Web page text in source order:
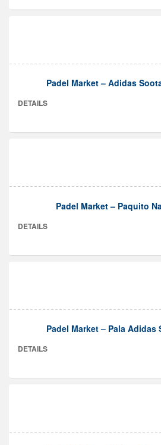
Padel Market – Adidas
DETAILS
Padel Market – Paquito
DETAILS
Padel Market – Pala Adidas
DETAILS